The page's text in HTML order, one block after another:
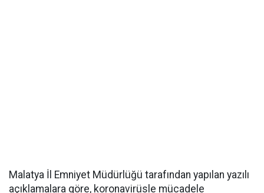
Malatya İl Emniyet Müdürlüğü tarafından yapılan yazılı
açıklamalara göre, koronavirüsle mücadele